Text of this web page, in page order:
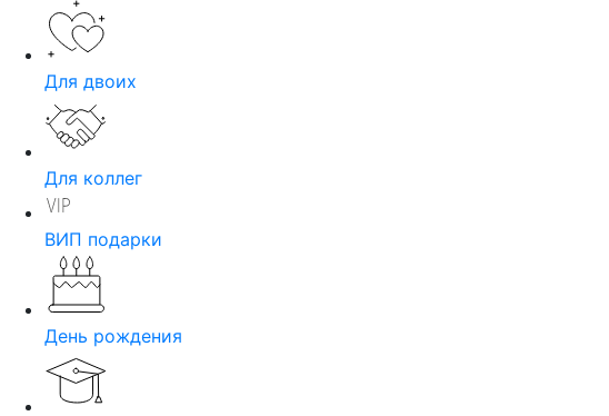
Для двоих
Для коллег
ВИП подарки
День рождения